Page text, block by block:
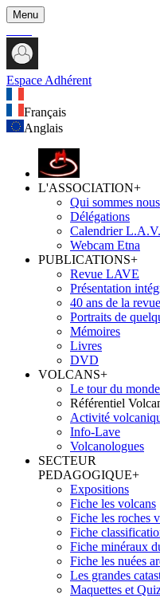
Menu
Espace Adhérent
Français
Anglais
L'ASSOCIATION+
Qui sommes nous
Délégations
Calendrier
Webcam Etna
PUBLICATIONS+
Revue LAVE
Présentation
40 ans de la
Portraits de
Mémoires
Livres
DVD
VOLCANS+
Le tour du
Référentiel
Activité
Info-Lave
Volcanologues
SECTEUR
PEDAGOGIQUE+
Expositions
Fiche les volcans
Fiche les roches
Fiche
Fiche minéraux
Fiche les nuées
Les grandes
Maquettes et